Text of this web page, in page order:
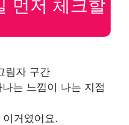
먼저 체크할
림자 구간
는 느낌이 나는 지점
거였어요.